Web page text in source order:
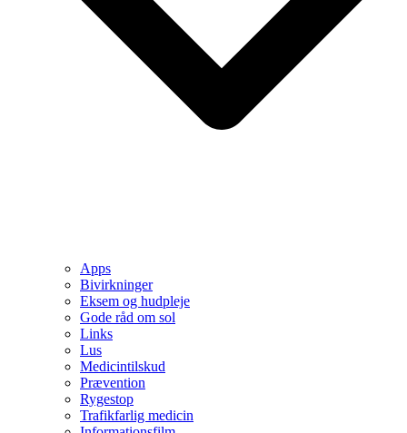
Apps
Bivirkninger
Eksem og hudpleje
Gode råd om sol
Links
Lus
Medicintilskud
Prævention
Rygestop
Trafikfarlig medicin